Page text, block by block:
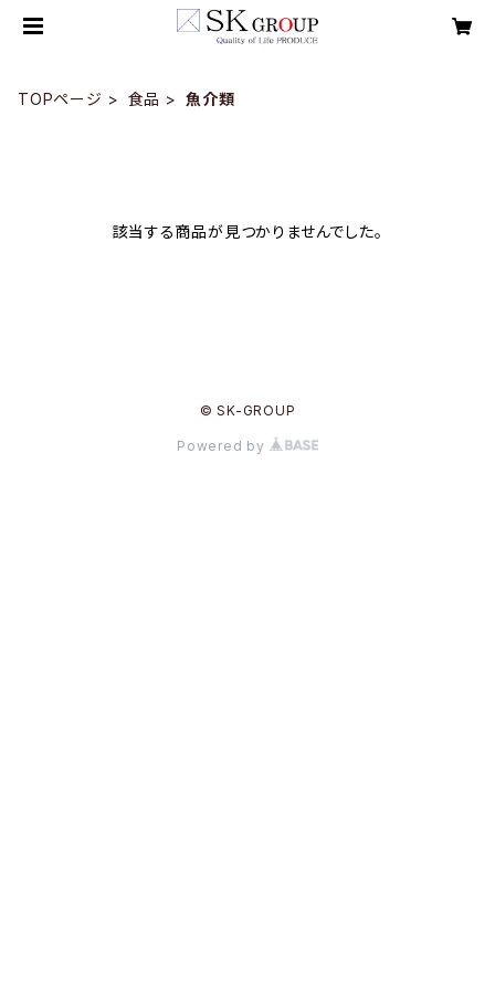
TOPページ 食品 魚介類
該当する商品が見つかりませんでした。
© SK-GROUP
Powered by